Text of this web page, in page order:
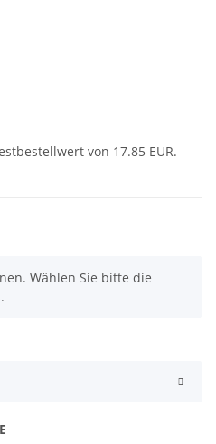
von 17.85 EUR.
Wählen Sie bitte die